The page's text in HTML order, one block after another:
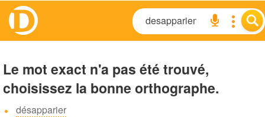
Le mot exact n'a pas été trouvé,
choisissez la bonne orthographe.
désapparier